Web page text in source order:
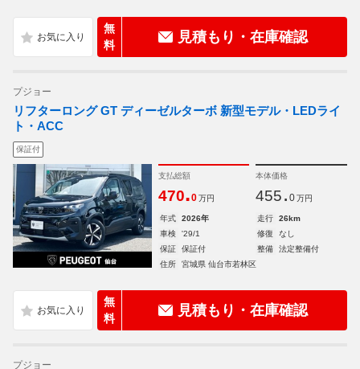
無
料
見積もり・在庫確認
プジョー
リフターロング GT ディーゼルターボ 新型モデル・LEDライ
ト・ACC
保証付
支払総額
470.0 万円
本体価格
455. 0 万円
年式 2026年 走行
26km
車検
'29/1 修復
なし
保証
保証付 整備
法定整備付
住所
宮城県 仙台市若林区
無
料
見積もり・在庫確認
プジョー